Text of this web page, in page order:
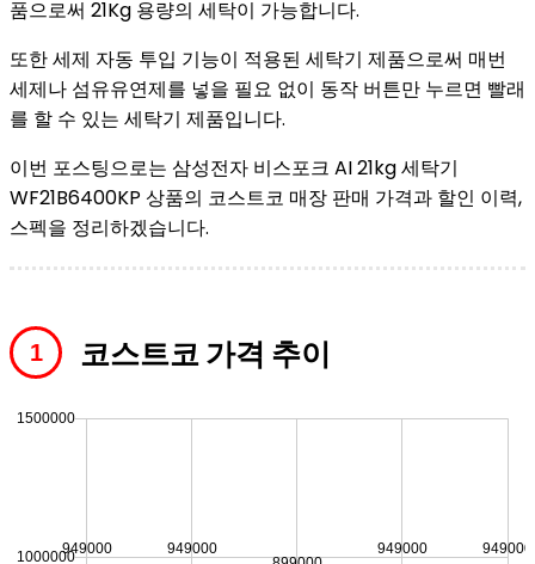
품으로써 21Kg 용량의 세탁이 가능합니다.
또한 세제 자동 투입 기능이 적용된 세탁기 제품으로써 매번
세제나 섬유유연제를 넣을 필요 없이 동작 버튼만 누르면 빨래
를 할 수 있는 세탁기 제품입니다.
이번 포스팅으로는 삼성전자 비스포크 AI 21kg 세탁기
WF21B6400KP 상품의 코스트코 매장 판매 가격과 할인 이력,
스펙을 정리하겠습니다.
코스트코 가격 추이